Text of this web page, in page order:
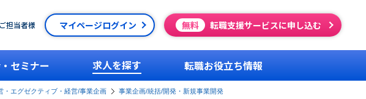
担当者様 マイページログイン 無料 転職支援サービスに申し込む
セミナー 求人を探す 転職お役立ち情報
・エグゼクティブ・経営/事業企画
事業企画/統括/開発・新規事業開発